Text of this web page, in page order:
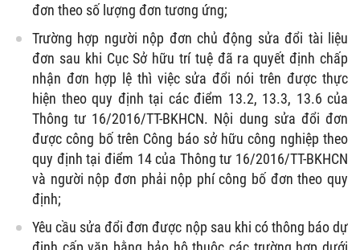
đơn theo số lượng đơn tương ứng;
Trường hợp người nộp đơn chủ động sửa đổi tài liệu
đơn sau khi Cục Sở hữu trí tuệ đã ra quyết định chấp
nhận đơn hợp lệ thì việc sửa đổi nói trên được thực
hiện theo quy định tại các điểm 13.2, 13.3, 13.6 của
Thông tư 16/2016/TT-BKHCN. Nội dung sửa đổi đơn
được công bố trên Công báo sở hữu công nghiệp theo
quy định tại điểm 14 của Thông tư 16/2016/TT-BKHCN
và người nộp đơn phải nộp phí công bố đơn theo quy
định;
Yêu cầu sửa đổi đơn được nộp sau khi có thông báo dự